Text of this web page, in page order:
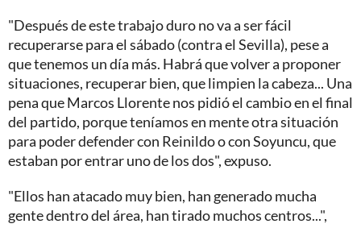
"Después de este trabajo duro no va a ser fácil
recuperarse para el sábado (contra el Sevilla), pese a
que tenemos un día más. Habrá que volver a proponer
situaciones, recuperar bien, que limpien la cabeza... Una
pena que Marcos Llorente nos pidió el cambio en el final
del partido, porque teníamos en mente otra situación
para poder defender con Reinildo o con Soyuncu, que
estaban por entrar uno de los dos", expuso.
"Ellos han atacado muy bien, han generado mucha
gente dentro del área, han tirado muchos centros...",